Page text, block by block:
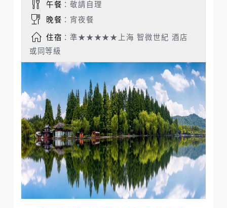
午餐 ：敬請自理
晚餐 ：宵夜餐
住宿 ：準★★★★★上海 智微世紀 酒店
或同等級